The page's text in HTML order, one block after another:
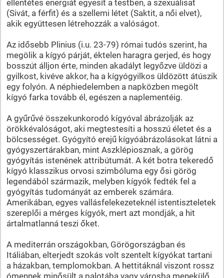
ellentétes energiát egyesít a testben, a szexuálisat
(Sivát, a férfit) és a szellemi létet (Saktit, a női elvet),
akik együttesen létrehozzák a valóságot.
Az idősebb Plinius (i.u. 23-79) római tudós szerint, ha
megölik a kígyó párját, éktelen haragra gerjed, és hogy
bosszút álljon érte, minden akadályt legyőzve üldözi a
gyilkost, kivéve akkor, ha a kígyógyilkos üldözött átúszik
egy folyón. A néphiedelemben a napközben megölt
kígyó farka tovább él, egészen a naplementéig.
A gyűrűvé összekunkorodó kígyóval ábrázolják az
örökkévalóságot, aki megtestesíti a hosszú életet és a
bölcsességet. Gyógyító erejű kígyóábrázolásokat látni a
gyógyszertárakban, mint Aszklépiosznak, a görög
gyógyítás istenének attribútumát. A két botra tekeredő
kígyó klasszikus orvosi szimbóluma egy ősi görög
legendából származik, melyben kígyók fedték fel a
gyógyítás tudományát az emberek számára.
Amerikában, egyes vallásfelekezeteknél istentiszteletek
szereplői a mérges kígyók, mert azt mondják, a hit
ártalmatlanná teszi őket.
A mediterrán országokban, Görögországban és
Itáliában, elterjedt szokás volt szentelt kígyókat tartani
a házakban, templomokban. A hettitáknál viszont rossz
ómennek minősült a palotába vagy városba menekülő